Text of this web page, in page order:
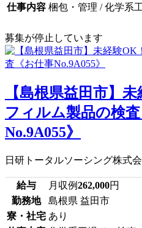
仕事内容 梱包・管理 / 化学系
募集が停止しています
【島根県益田市】
フィルム製品の検
No.9A055》
日研トータルソーシング株式
給与 月収例262,000円
勤務地
島根県 益田市
寮・社宅 あり